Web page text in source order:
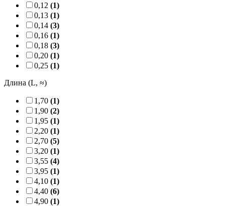
0,12 (1)
0,13 (1)
0,14 (3)
0,16 (1)
0,18 (3)
0,20 (1)
0,25 (1)
Длина (L, ≈)
1,70 (1)
1,90 (2)
1,95 (1)
2,20 (1)
2,70 (5)
3,20 (1)
3,55 (4)
3,95 (1)
4,10 (1)
4,40 (6)
4,90 (1)